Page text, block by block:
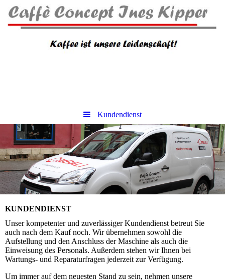
Kundendienst
KUNDENDIENST
Unser kompetenter und zuverlässiger Kundendienst betreut Sie
auch nach dem Kauf noch. Wir übernehmen sowohl die
Aufstellung und den Anschluss der Maschine als auch die
Einweisung des Personals. Außerdem stehen wir Ihnen bei
Wartungs- und Reparaturfragen jederzeit zur Verfügung.
Um immer auf dem neuesten Stand zu sein, nehmen unsere